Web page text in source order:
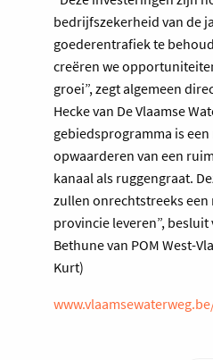
bedrijfszekerheid van de
goederentrafiek te
creëren we
groei”, zegt algemeen
Hecke van De Vlaamse
gebiedsprogramma is
opwaarderen van een
kanaal als ruggengraat.
zullen onrechtstreeks
provincie leveren”,
Bethune van POM West-
Kurt)